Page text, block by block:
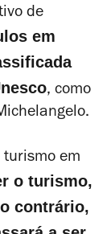
de
em
, como
turismo em
o turismo,
contrário,